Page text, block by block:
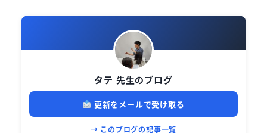
タテ 先生のブログ
更新をメールで受け取る
→ このブログの記事一覧